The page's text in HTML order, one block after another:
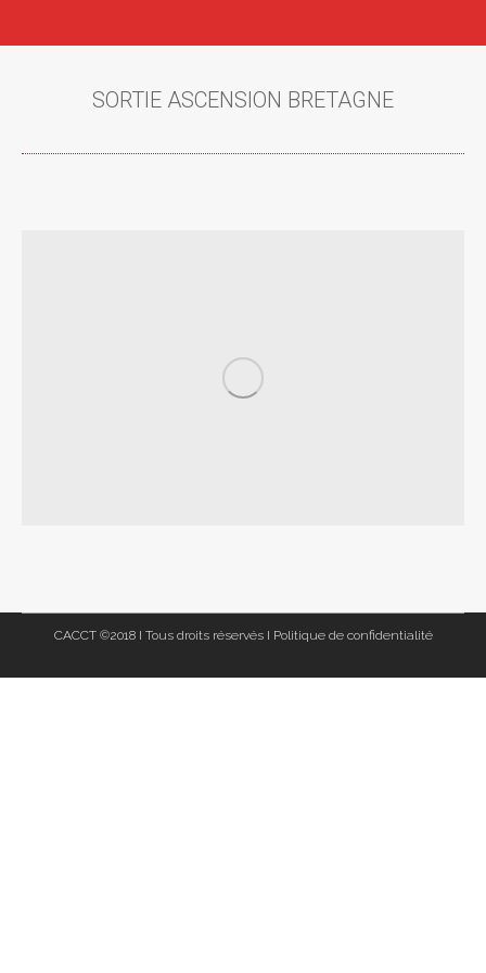
SORTIE ASCENSION BRETAGNE
CACCT ©2018 I Tous droits réservés I Politique de confidentialité